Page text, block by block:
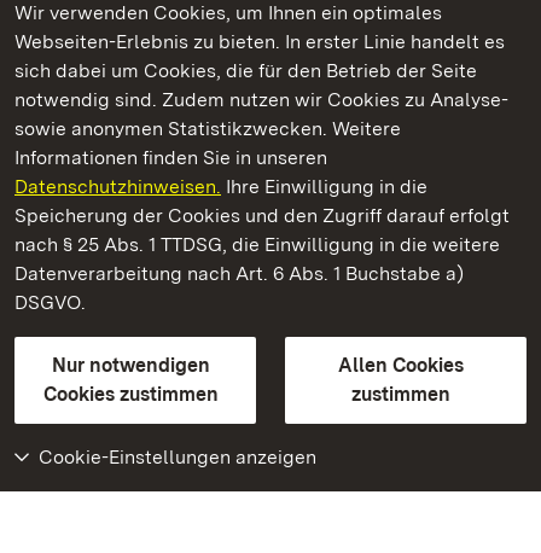
Wir verwenden Cookies, um Ihnen ein optimales
Webseiten-Erlebnis zu bieten. In erster Linie handelt es
sich dabei um Cookies, die für den Betrieb der Seite
notwendig sind. Zudem nutzen wir Cookies zu Analyse-
sowie anonymen Statistikzwecken. Weitere
Informationen finden Sie in unseren
Datenschutzhinweisen. Ihre Einwilligung in die
Speicherung der Cookies und den Zugriff darauf erfolgt
nach § 25 Abs. 1 TTDSG, die Einwilligung in die weitere
Datenverarbeitung nach Art. 6 Abs. 1 Buchstabe a)
DSGVO.
Nur notwendigen
Cookies zustimmen
Allen Cookies
zustimmen
Cookie-Einstellungen anzeigen
Kommen. Staunen. Genießen.
Residenzschloss Rastatt
Staatliche Schlösser und Gärten Baden-Württemberg
Kontakt
GebärdenspracheLeichte Sprache
Erklärung zur Barrierefreiheit
BITV-konform (geprüfte Seiten)
Weiteres